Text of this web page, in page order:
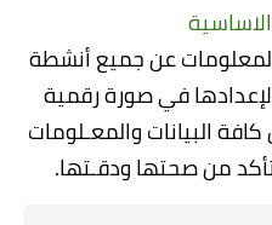
عن جميع أنشطة
في صورة رقمية
البيانات والمعـلومات
من صحتها ودقـتها.